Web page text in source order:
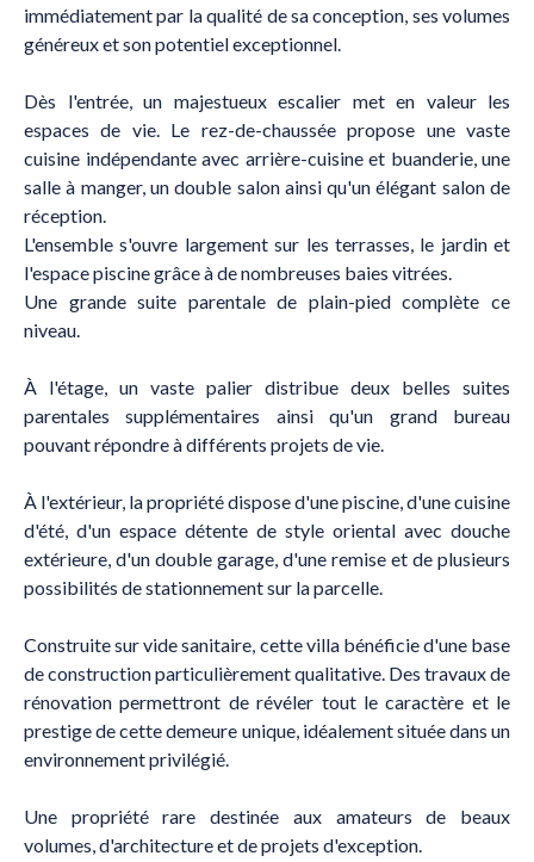
immédiatement par la qualité de sa conception, ses volumes
généreux et son potentiel exceptionnel.
Dès l'entrée, un majestueux escalier met en valeur les
espaces de vie. Le rez-de-chaussée propose une vaste
cuisine indépendante avec arrière-cuisine et buanderie, une
salle à manger, un double salon ainsi qu'un élégant salon de
réception.
L'ensemble s'ouvre largement sur les terrasses, le jardin et
l'espace piscine grâce à de nombreuses baies vitrées.
Une grande suite parentale de plain-pied complète ce
niveau.
À l'étage, un vaste palier distribue deux belles suites
parentales supplémentaires ainsi qu'un grand bureau
pouvant répondre à différents projets de vie.
À l'extérieur, la propriété dispose d'une piscine, d'une cuisine
d'été, d'un espace détente de style oriental avec douche
extérieure, d'un double garage, d'une remise et de plusieurs
possibilités de stationnement sur la parcelle.
Construite sur vide sanitaire, cette villa bénéficie d'une base
de construction particulièrement qualitative. Des travaux de
rénovation permettront de révéler tout le caractère et le
prestige de cette demeure unique, idéalement située dans un
environnement privilégié.
Une propriété rare destinée aux amateurs de beaux
volumes, d'architecture et de projets d'exception.